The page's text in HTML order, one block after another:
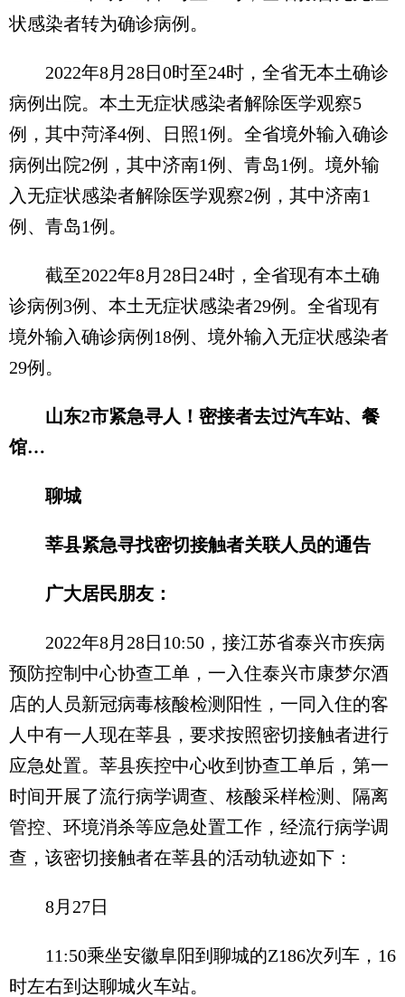
状感染者转为确诊病例。
2022年8月28日0时至24时，全省无本土确诊
病例出院。本土无症状感染者解除医学观察5
例，其中菏泽4例、日照1例。全省境外输入确诊
病例出院2例，其中济南1例、青岛1例。境外输
入无症状感染者解除医学观察2例，其中济南1
例、青岛1例。
截至2022年8月28日24时，全省现有本土确
诊病例3例、本土无症状感染者29例。全省现有
境外输入确诊病例18例、境外输入无症状感染者
29例。
山东2市紧急寻人！密接者去过汽车站、餐
馆…
聊城
莘县紧急寻找密切接触者关联人员的通告
广大居民朋友：
2022年8月28日10:50，接江苏省泰兴市疾病
预防控制中心协查工单，一入住泰兴市康梦尔酒
店的人员新冠病毒核酸检测阳性，一同入住的客
人中有一人现在莘县，要求按照密切接触者进行
应急处置。莘县疾控中心收到协查工单后，第一
时间开展了流行病学调查、核酸采样检测、隔离
管控、环境消杀等应急处置工作，经流行病学调
查，该密切接触者在莘县的活动轨迹如下：
8月27日
11:50乘坐安徽阜阳到聊城的Z186次列车，16
时左右到达聊城火车站。